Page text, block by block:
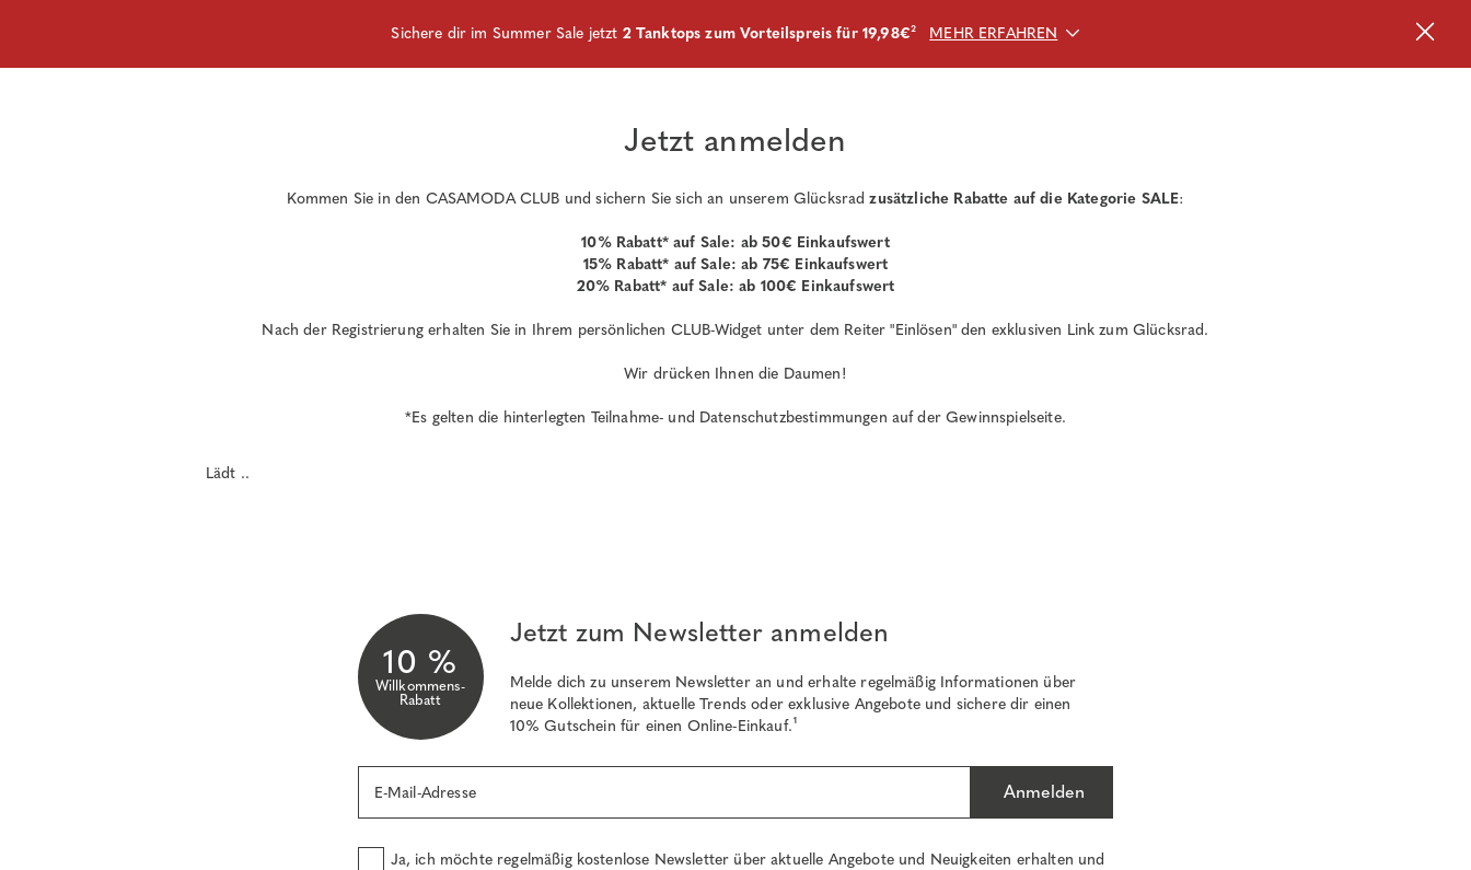
Sichere dir im Summer Sale jetzt 2 Tanktops zum Vorteilspreis für 19,98€² MEHR ERFAHREN
Jetzt anmelden
Kommen Sie in den CASAMODA CLUB und sichern Sie sich an unserem Glücksrad zusätzliche Rabatte auf die Kategorie SALE:
10% Rabatt* auf Sale: ab 50€ Einkaufswert
15% Rabatt* auf Sale: ab 75€ Einkaufswert
20% Rabatt* auf Sale: ab 100€ Einkaufswert
Nach der Registrierung erhalten Sie in Ihrem persönlichen CLUB-Widget unter dem Reiter "Einlösen" den exklusiven Link zum Glücksrad.
Wir drücken Ihnen die Daumen!
*Es gelten die hinterlegten Teilnahme- und Datenschutzbestimmungen auf der Gewinnspielseite.
Lädt ..
10 %
Willkommens-
Rabatt
Jetzt zum Newsletter anmelden
Melde dich zu unserem Newsletter an und erhalte regelmäßig Informationen über
neue Kollektionen, aktuelle Trends oder exklusive Angebote und sichere dir einen
10% Gutschein für einen Online-Einkauf.¹
E-Mail-Adresse Anmelden
Ja, ich möchte regelmäßig kostenlose Newsletter über aktuelle Angebote und Neuigkeiten erhalten und